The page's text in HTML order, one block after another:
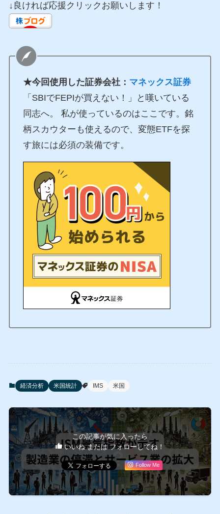
↓良ければ応援クリックお願いします！
★今回使用した証券会社： マネックス証券
「SBIでFEPIが買えない！」と嘆いている
同志へ。 私が使っているのはここです。銘
柄スカウターも使えるので、変態ETFを探
す旅には必須の装備です。
経済分析 米国統計 IMS 米国
この記事が気に入ったら
いいね または フォローしてね！
Follow Me